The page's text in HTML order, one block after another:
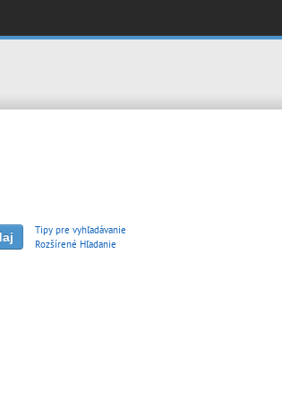
Tipy pre vyhľadávanie
Rozšírené Hľadanie